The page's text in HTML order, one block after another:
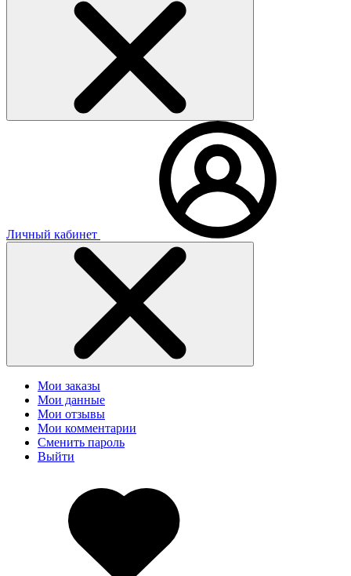
Личный кабинет
Мои заказы
Мои данные
Мои отзывы
Мои комментарии
Сменить пароль
Выйти